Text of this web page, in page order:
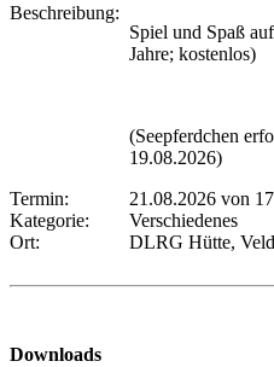
Beschreibung:
Spiel und Spaß
Jahre; kostenlos)
(Seepferdchen
19.08.2026)
Termin:
21.08.2026 von
Kategorie:
Verschiedenes
Ort:
DLRG Hütte,
Downloads